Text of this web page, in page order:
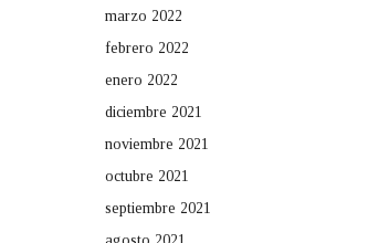
marzo 2022
febrero 2022
enero 2022
diciembre 2021
noviembre 2021
octubre 2021
septiembre 2021